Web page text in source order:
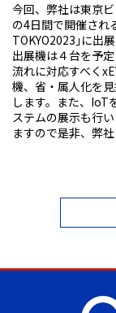
今回、弊社は東京
の4日間で開催され
TOKYO2023｣に出
出展機は４台を予
流れに対応すべく
機、省・属人化を
します。また、IoT
ステムの展示も行
ますので是非、弊